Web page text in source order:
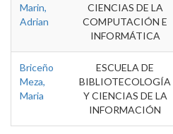
Marin,
Adrian
CIENCIAS DE LA
COMPUTACIÓN E
INFORMÁTICA
Briceño
Meza,
Maria
ESCUELA DE
BIBLIOTECOLOGÍA
Y CIENCIAS DE LA
INFORMACIÓN